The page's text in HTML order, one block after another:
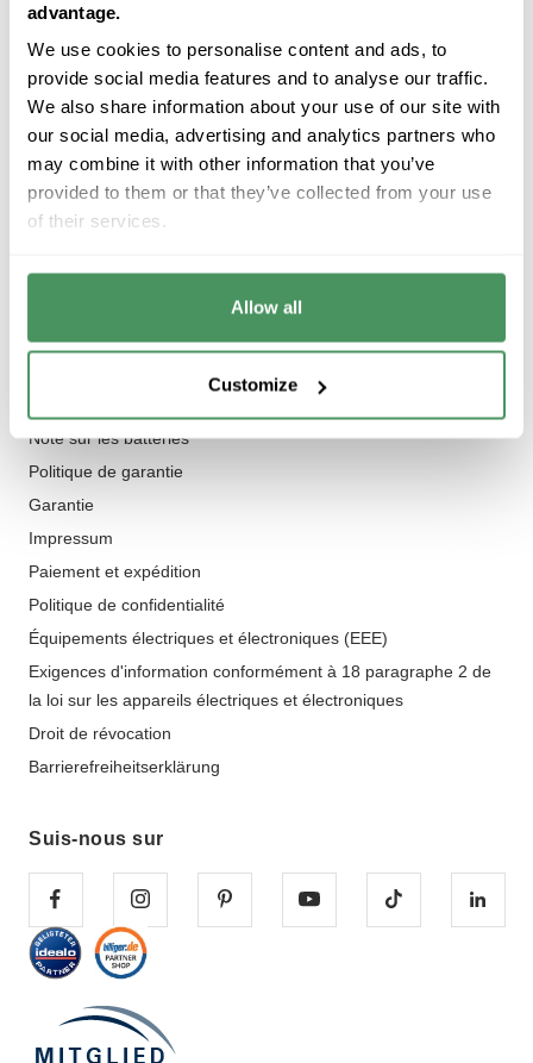
advantage.
We use cookies to personalise content and ads, to
provide social media features and to analyse our traffic.
We also share information about your use of our site with
our social media, advertising and analytics partners who
may combine it with other information that you’ve
provided to them or that they’ve collected from your use
of their services.
Allow all
Customize
E-mail :fr.info@donnerberg.net
Téléphone :+49 9561 976 91 90
Collections
Appareils de massage
Pistolet de massage
Note sur les batteries
Politique de garantie
Garantie
Impressum
Paiement et expédition
Politique de confidentialité
Équipements électriques et électroniques (EEE)
Exigences d'information conformément à 18 paragraphe 2 de
la loi sur les appareils électriques et électroniques
Droit de révocation
Barrierefreiheitserklärung
Suis-nous sur